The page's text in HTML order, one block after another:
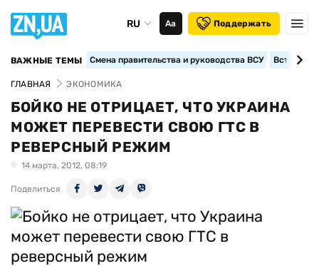
RU Аа Поддержать
ВАЖНЫЕ ТЕМЫ Смена правительства и руководства ВСУ
ГЛАВНАЯ ЭКОНОМИКА
БОЙКО НЕ ОТРИЦАЕТ, ЧТО УКРАИНА
МОЖЕТ ПЕРЕВЕСТИ СВОЮ ГТС В
РЕВЕРСНЫЙ РЕЖИМ
14 марта, 2012, 08:19
Поделиться